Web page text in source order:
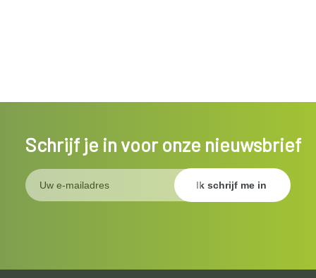
Schrijf je in voor onze nieuwsbrief